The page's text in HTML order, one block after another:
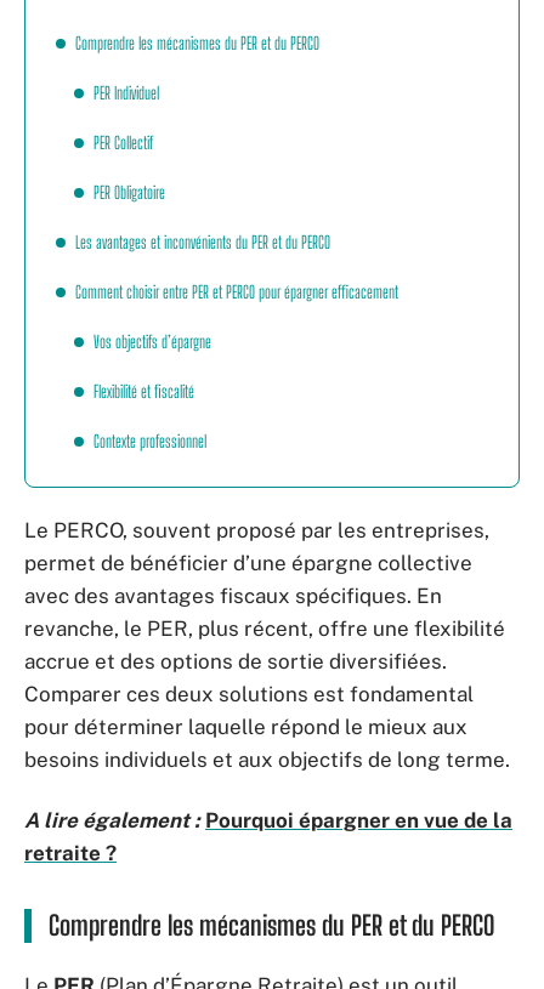
Comprendre les mécanismes du PER et du PERCO
PER Individuel
PER Collectif
PER Obligatoire
Les avantages et inconvénients du PER et du PERCO
Comment choisir entre PER et PERCO pour épargner efficacement
Vos objectifs d’épargne
Flexibilité et fiscalité
Contexte professionnel
Le PERCO, souvent proposé par les entreprises,
permet de bénéficier d’une épargne collective
avec des avantages fiscaux spécifiques. En
revanche, le PER, plus récent, offre une flexibilité
accrue et des options de sortie diversifiées.
Comparer ces deux solutions est fondamental
pour déterminer laquelle répond le mieux aux
besoins individuels et aux objectifs de long terme.
A lire également : Pourquoi épargner en vue de la
retraite ?
Comprendre les mécanismes du PER et du PERCO